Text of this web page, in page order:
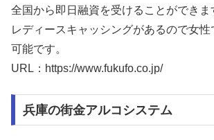
全国から即日融資を受けることができま
レディースキャッシングがあるので女性
可能です。
URL：https://www.fukufo.co.jp/
兵庫の街金アルコシステム